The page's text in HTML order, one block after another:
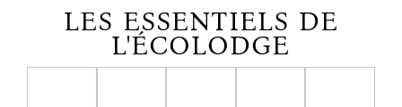
LES ESSENTIELS DE
L'ÉCOLODGE